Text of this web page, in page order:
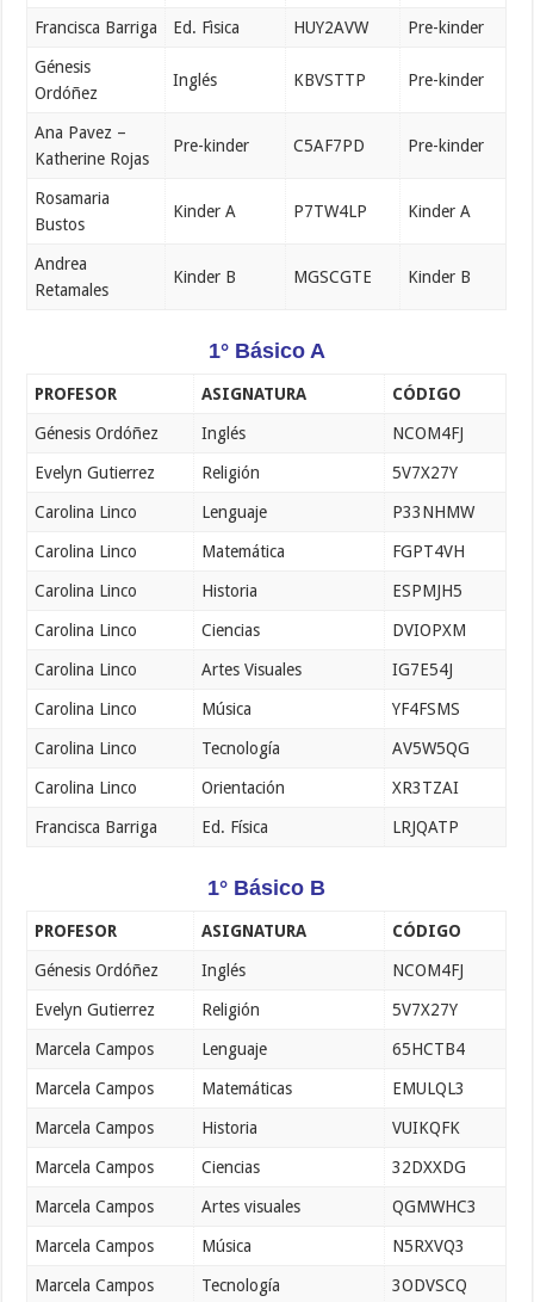
Francisca Barriga Ed. Fìsica HUY2AVW Pre-kinder
Génesis
Ordóñez
Inglés KBVSTTP Pre-kinder
Ana Pavez –
Katherine Rojas
Pre-kinder C5AF7PD Pre-kinder
Rosamaria
Bustos
Kinder A P7TW4LP Kinder A
Andrea
Retamales
Kinder B MGSCGTE Kinder B
1° Básico A
PROFESOR ASIGNATURA CÓDIGO
Génesis Ordóñez Inglés NCOM4FJ
Evelyn Gutierrez Religión 5V7X27Y
Carolina Linco Lenguaje P33NHMW
Carolina Linco Matemática FGPT4VH
Carolina Linco Historia ESPMJH5
Carolina Linco Ciencias DVIOPXM
Carolina Linco Artes Visuales IG7E54J
Carolina Linco Música YF4FSMS
Carolina Linco Tecnología AV5W5QG
Carolina Linco Orientación XR3TZAI
Francisca Barriga Ed. Física LRJQATP
1° Básico B
PROFESOR ASIGNATURA CÓDIGO
Génesis Ordóñez Inglés NCOM4FJ
Evelyn Gutierrez Religión 5V7X27Y
Marcela Campos Lenguaje 65HCTB4
Marcela Campos Matemáticas EMULQL3
Marcela Campos Historia VUIKQFK
Marcela Campos Ciencias 32DXXDG
Marcela Campos Artes visuales QGMWHC3
Marcela Campos Música N5RXVQ3
Marcela Campos Tecnología 3ODVSCQ